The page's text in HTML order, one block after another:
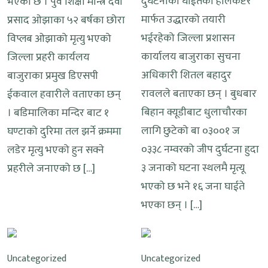
प्रसाद ओझाका ५२ बर्षका छोरा
विप्लब ओझाको मृत्यु भएको
जिल्ला प्रहरी कार्यलय
बाजुराका प्रमुख डिएसपी
ईकवाल हवारीले वताएका छन्
। बडिमालिका मन्दिर बाट १
घण्टाको दुरिमा तल झर्ने क्रममा
लडेर मृत्यु भएको हुन सक्ने
प्रहरीले जनाएको छ […]
मार्फत उद्धारको तयारी
भईरहेको जिल्ला प्रशासन
कार्यालय बाजुराका सुचना
अधिकारी शितल बहादुर
रावलले बताएका छन् । बुधबार
बिहान क्यूडीबाट धुलाचौरका
लागि छुटेको बा ०३००१ ज
०३३८ नम्वरको जीप दुर्घटना हुदा
३ जनाको घटना स्थलमै मृत्यू
भएको छ भने १६ जना घाईते
भएका छन् । […]
Uncategorized Uncategorized